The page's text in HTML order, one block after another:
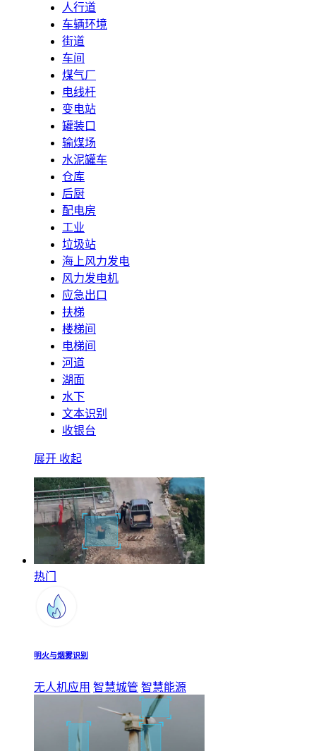
人行道
车辆环境
街道
车间
煤气厂
电线杆
变电站
罐装口
输煤场
水泥罐车
仓库
后厨
配电房
工业
垃圾站
海上风力发电
风力发电机
应急出口
扶梯
楼梯间
电梯间
河道
湖面
水下
文本识别
收银台
展开 收起
热门
明火与烟雾识别
无人机应用 智慧城管 智慧能源